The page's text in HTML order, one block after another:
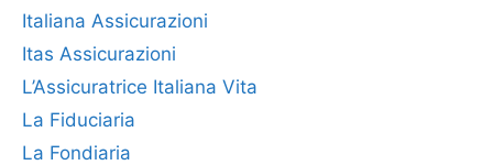
Italiana Assicurazioni
Itas Assicurazioni
L’Assicuratrice Italiana Vita
La Fiduciaria
La Fondiaria